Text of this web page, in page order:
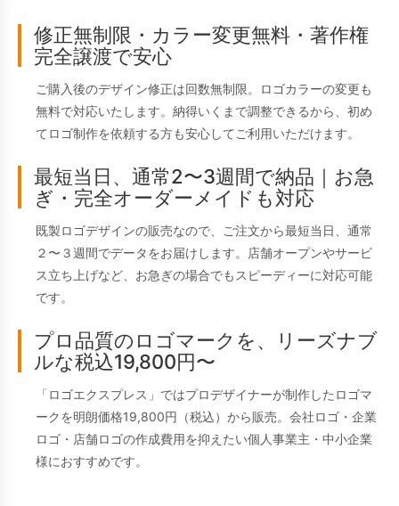
修正無制限・カラー変更無料・著作権
完全譲渡で安心
ご購入後のデザイン修正は回数無制限。ロゴカラーの変更も
無料で対応いたします。納得いくまで調整できるから、初め
てロゴ制作を依頼する方も安心してご利用いただけます。
最短当日、通常2〜3週間で納品｜お急
ぎ・完全オーダーメイドも対応
既製ロゴデザインの販売なので、ご注文から最短当日、通常
２〜３週間でデータをお届けします。店舗オープンやサービ
ス立ち上げなど、お急ぎの場合でもスピーディーに対応可能
です。
プロ品質のロゴマークを、リーズナブ
ルな税込19,800円〜
「ロゴエクスプレス」ではプロデザイナーが制作したロゴマ
ークを明朗価格19,800円（税込）から販売。会社ロゴ・企業
ロゴ・店舗ロゴの作成費用を抑えたい個人事業主・中小企業
様におすすめです。